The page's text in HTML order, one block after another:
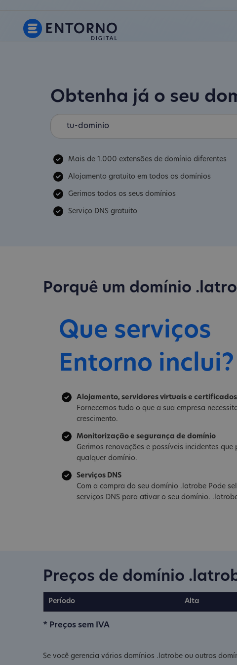
Obtenha já o seu
Mais de 1.000 extensões de domínio diferentes
Alojamento gratuito em todos os domínios
Gerimos todos os seus domínios
Serviço DNS gratuito
Porquê um domínio
Que serviços
Entorno inclui?
Alojamento, servidores virtuais e certificados
Fornecemos tudo o que a sua empresa
crescimento.
Monitorização e segurança de domínio
Gerimos renovações e possíveis incidentes que
qualquer domínio.
Serviços DNS
Com a compra do seu domínio .latrobe Pode
serviços DNS para ativar o seu domínio.
Preços de domínio
Período Alta
* Preços sem IVA
Se você gerencia vários domínios .latrobe ou outros